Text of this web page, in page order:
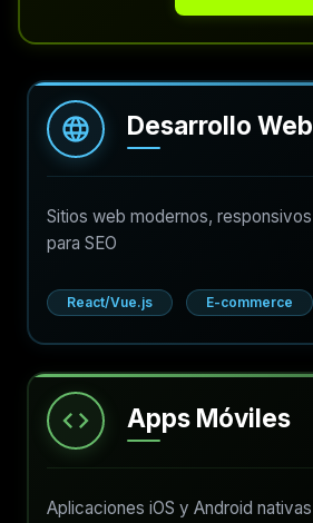
Desarrollo Web
Sitios web modernos,
para SEO
React/Vue.js E-commerce
Apps Móviles
Aplicaciones iOS y Android